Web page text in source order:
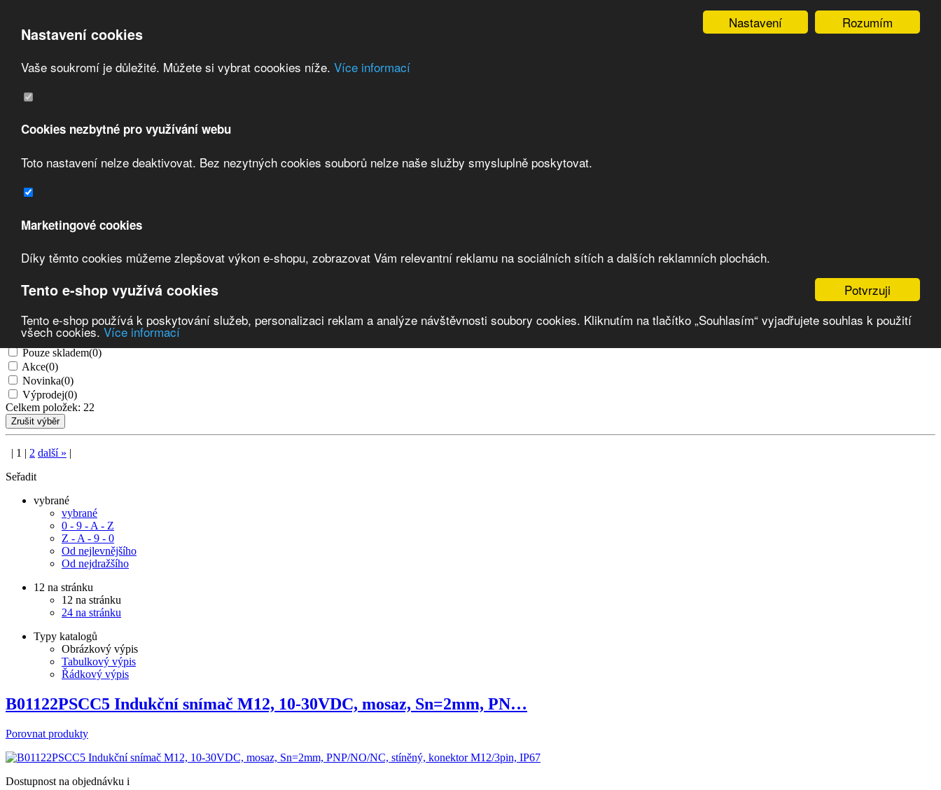
Rozumím
Nastavení
Nastavení cookies
Vaše soukromí je důležité. Můžete si vybrat coookies níže. Více informací
Cookies nezbytné pro využívání webu
Toto nastavení nelze deaktivovat. Bez nezytných cookies souborů nelze naše služby smysluplně poskytovat.
Marketingové cookies
Díky těmto cookies můžeme zlepšovat výkon e-shopu, zobrazovat Vám relevantní reklamu na sociálních sítích a dalších reklamních plochách.
Potvrzuji
Tento e-shop využívá cookies
Tento e-shop používá k poskytování služeb, personalizaci reklam a analýze návštěvnosti soubory cookies. Kliknutím na tlačítko „Souhlasím“ vyjadřujete souhlas k použití
všech cookies. Více informací
Přeskočit na hlavní obsah/Přeskočit na doplňující obsah
Kontakt
Přihlásit uživatele
Porovnat produkty 0
Selet Itálie
Selet Itálie
Automatizace a detekce (22)
Pouze skladem(0)
Akce(0)
Novinka(0)
Výprodej(0)
Celkem položek: 22
1 2 další »
Seřadit
vybrané
vybrané
0 - 9 - A - Z
Z - A - 9 - 0
Od nejlevnějšího
Od nejdražšího
12 na stránku
12 na stránku
24 na stránku
Typy katalogů
Obrázkový výpis
Tabulkový výpis
Řádkový výpis
B01122PSCC5 Indukční snímač M12, 10-30VDC, mosaz, Sn=2mm, PN…
Porovnat produkty
Dostupnost na objednávku i